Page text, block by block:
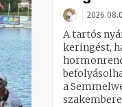
A tartós
keringést,
a